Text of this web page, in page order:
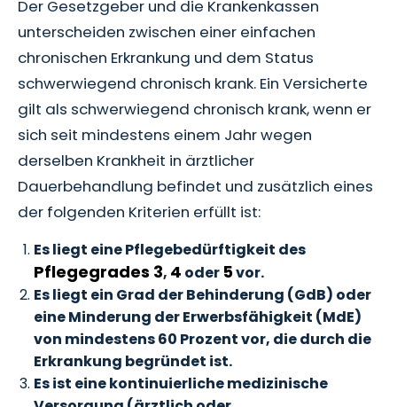
Der Gesetzgeber und die Krankenkassen
unterscheiden zwischen einer einfachen
chronischen Erkrankung und dem Status
schwerwiegend chronisch krank. Ein Versicherte
gilt als schwerwiegend chronisch krank, wenn er
sich seit mindestens einem Jahr wegen
derselben Krankheit in ärztlicher
Dauerbehandlung befindet und zusätzlich eines
der folgenden Kriterien erfüllt ist:
Es liegt eine Pflegebedürftigkeit des
Pflegegrades 3, 4 oder 5vor.
Es liegt ein Grad der Behinderung (GdB) oder
eine Minderung der Erwerbsfähigkeit (MdE)
von mindestens 60 Prozent vor, die durch die
Erkrankung begründet ist.
Es ist eine kontinuierliche medizinische